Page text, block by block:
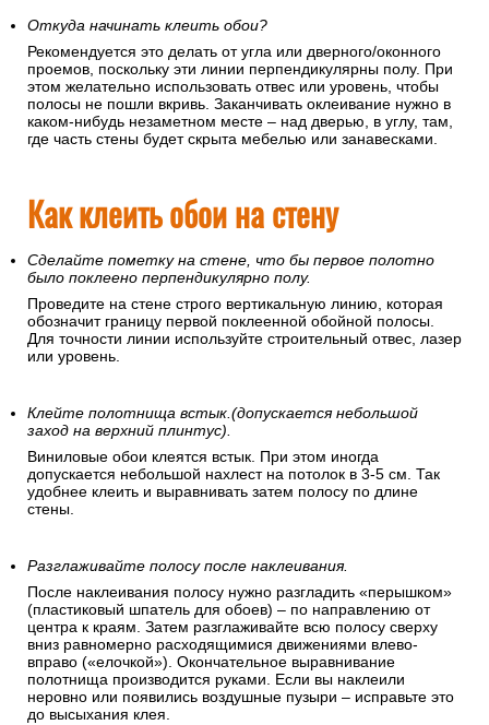
Откуда начинать клеить обои?
Рекомендуется это делать от угла или дверного/оконного
проемов, поскольку эти линии перпендикулярны полу. При
этом желательно использовать отвес или уровень, чтобы
полосы не пошли вкривь. Заканчивать оклеивание нужно в
каком-нибудь незаметном месте – над дверью, в углу, там,
где часть стены будет скрыта мебелью или занавесками.
Как клеить обои на стену
Сделайте пометку на стене, что бы первое полотно
было поклеено перпендикулярно полу.
Проведите на стене строго вертикальную линию, которая
обозначит границу первой поклеенной обойной полосы.
Для точности линии используйте строительный отвес, лазер
или уровень.
Клейте полотнища встык.(допускается небольшой
заход на верхний плинтус).
Виниловые обои клеятся встык. При этом иногда
допускается небольшой нахлест на потолок в 3-5 см. Так
удобнее клеить и выравнивать затем полосу по длине
стены.
Разглаживайте полосу после наклеивания.
После наклеивания полосу нужно разгладить «перышком»
(пластиковый шпатель для обоев) – по направлению от
центра к краям. Затем разглаживайте всю полосу сверху
вниз равномерно расходящимися движениями влево-
вправо («елочкой»). Окончательное выравнивание
полотнища производится руками. Если вы наклеили
неровно или появились воздушные пузыри – исправьте это
до высыхания клея.